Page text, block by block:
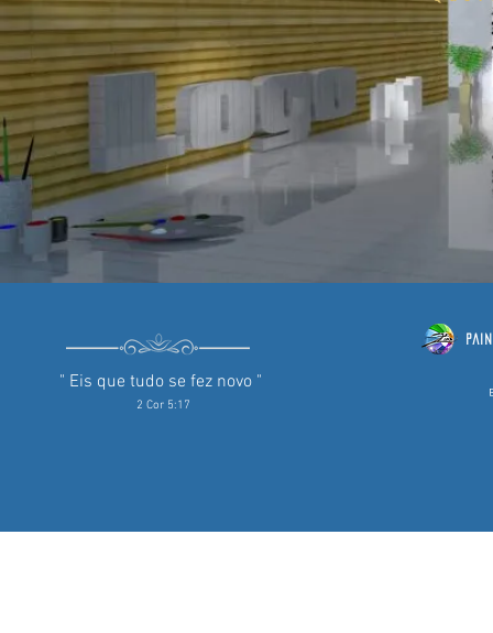
" Eis que tudo se fez novo "
2 Cor 5:17